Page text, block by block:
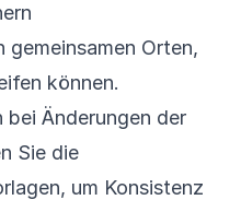
gemeinsamen Orten,
können.
bei Änderungen der
Sie die
um Konsistenz